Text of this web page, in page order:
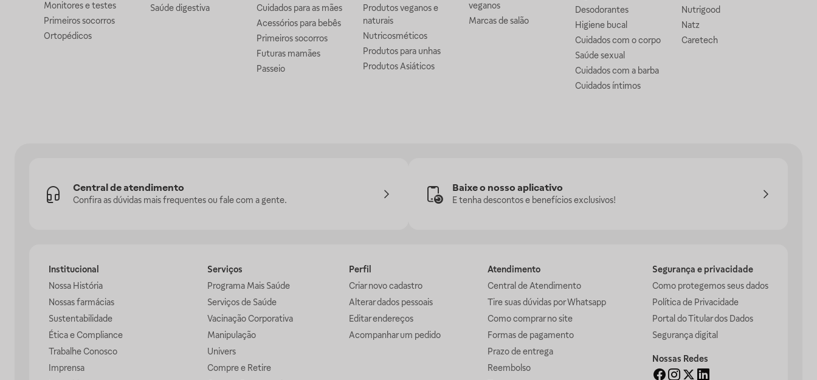
Monitores e testes
Primeiros socorros
Ortopédicos
Saúde digestiva
Cuidados para as mães
Acessórios para bebês
Primeiros socorros
Futuras mamães
Passeio
Produtos veganos e
naturais
Nutricosméticos
Produtos para unhas
Produtos Asiáticos
veganos
Marcas de salão
Desodorantes
Higiene bucal
Cuidados com o corpo
Saúde sexual
Cuidados com a barba
Cuidados íntimos
Nutrigood
Natz
Caretech
Central de atendimento
Confira as dúvidas mais frequentes ou fale com a gente.
Baixe o nosso aplicativo
E tenha descontos e benefícios exclusivos!
Institucional
Nossa História
Nossas farmácias
Sustentabilidade
Ética e Compliance
Trabalhe Conosco
Imprensa
Serviços
Programa Mais Saúde
Serviços de Saúde
Vacinação Corporativa
Manipulação
Univers
Compre e Retire
Perfil
Criar novo cadastro
Alterar dados pessoais
Editar endereços
Acompanhar um pedido
Atendimento
Central de Atendimento
Tire suas dúvidas por Whatsapp
Como comprar no site
Formas de pagamento
Prazo de entrega
Reembolso
Segurança e privacidade
Como protegemos seus dados
Política de Privacidade
Portal do Titular dos Dados
Segurança digital
Nossas Redes